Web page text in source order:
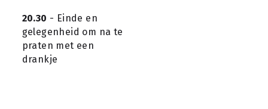
20.30 - Einde en
gelegenheid om na te
praten met een
drankje